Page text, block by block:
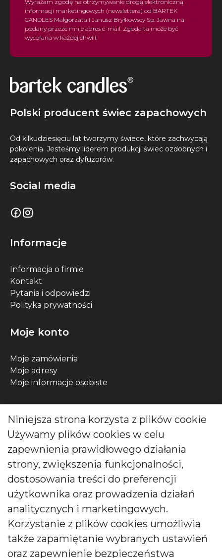
Wyrażam zgodę na otrzymywanie drogą elektroniczną
informacji marketingowych (newslettera) od BARTEK
CANDLES Małgorzata i Janusz Bryłkowscy Sp. Jawna na
podany przeze mnie adres e-mail. Zgoda ta może być
wycofana w każdej chwili.
Polski producent świec zapachowych
Od kilkudziesięciu lat tworzymy świece, które zachwycają
pokolenia. Jesteśmy liderem produkcji świec ozdobnych i
zapachowych oraz dyfuzorów.
Social media
Informacje
Informacja o firmie
Kontakt
Pytania i odpowiedzi
Polityka prywatności
Moje konto
Moje zamówienia
Moje adresy
Moje informacje osobiste
ul. Wójcicka 12, 55-200 Bystrzyca, Polska
Zadzwoń do nas pod numer:
0048 71 313 91 91
biuro@bartek-candles.com
Niniejsza strona korzysta z plików cookie
Używamy plików cookies w celu
zapewnienia prawidłowego działania
strony, zwiększenia funkcjonalności,
dostosowania treści do preferencji
użytkownika oraz prowadzenia działań
analitycznych i marketingowych.
Korzystanie z plików cookies umożliwia
także zapamiętanie wybranych ustawień
oraz zapewnienie bezpieczeństwa